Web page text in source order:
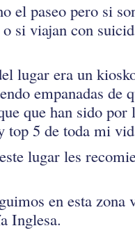
el paseo pero si
si viajan con
lugar era un
empanadas de
que han sido
top 5 de toda mi
lugar les
en esta zona
Inglesa.